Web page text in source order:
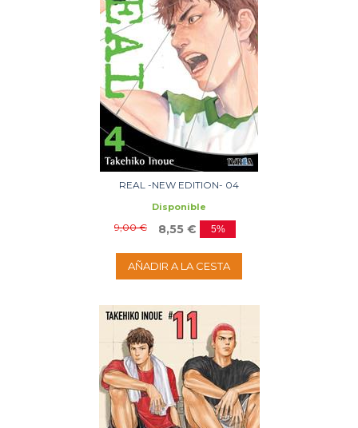
REAL -NEW EDITION- 04
Disponible
9,00 € 8,55 € 5%
AÑADIR A LA CESTA